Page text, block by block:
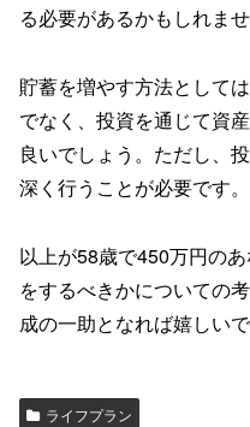
る必要があるかもしれませ
貯蓄を増やす方法として
でなく、投資を通じて資
良いでしょう。ただし、
深く行うことが必要です。
以上が58歳で450万円の
をするべきかについての
成の一助となれば嬉しいで
ライフプラン